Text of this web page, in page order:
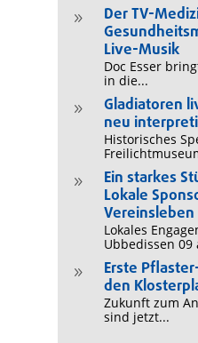
9
Der TV-
Live-Musik
Doc Esser
in die...
9
Gladiatoren
neu
Historisches
9
Ein starkes
Lokale
Vereinsleben
Lokales
Ubbedissen 09
9
Erste
den
Zukunft zum
sind jetzt...